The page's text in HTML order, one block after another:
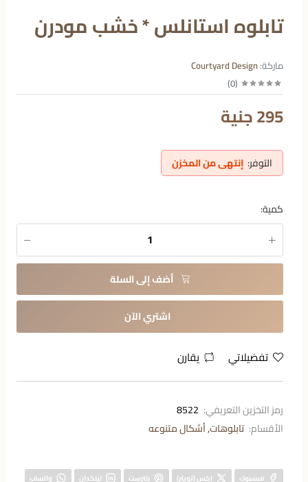
تابلوه استانلس * خشب مودرن
ماركة:Courtyard Design
(
0
)
295 جنية
التوفر: إنتهى من المخزن
كمية:
أضف إلى السلة
اشتري الآن
تفضيلاتي يقارن
رمز التخزين التعريفي: 8522
الأقسام: تابلوهات,أشكال متنوعه
فيسبوك إكس (تويتر) بنترست لينكدإن واتساب